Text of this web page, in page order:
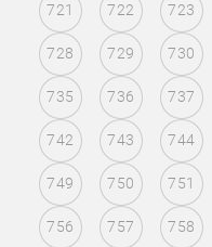
721 722 723
728 729 730
735 736 737
742 743 744
749 750 751
756 757 758